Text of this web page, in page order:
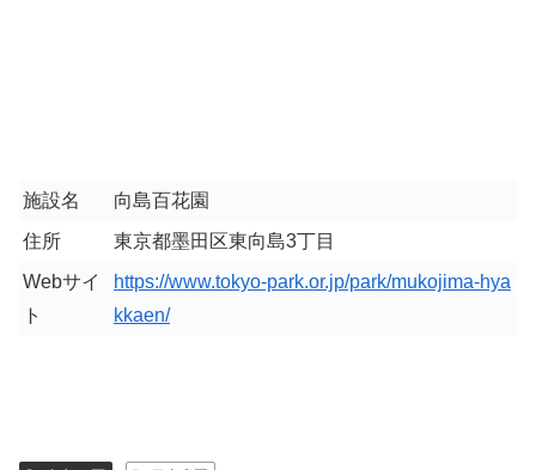
施設名
向島百花園
住所
東京都墨田区東向島3丁目
Webサイ
ト
https://www.tokyo-park.or.jp/park/mukojima-hya
kkaen/